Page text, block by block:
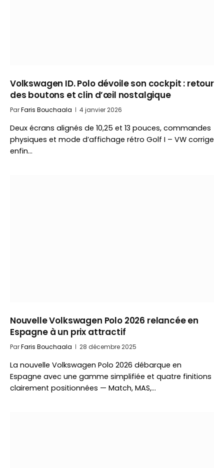
Volkswagen ID. Polo dévoile son cockpit : retour
des boutons et clin d’œil nostalgique
ParFaris Bouchaala 4 janvier 2026
Deux écrans alignés de 10,25 et 13 pouces, commandes
physiques et mode d’affichage rétro Golf I – VW corrige
enfin…
Nouvelle Volkswagen Polo 2026 relancée en
Espagne à un prix attractif
ParFaris Bouchaala 28 décembre 2025
La nouvelle Volkswagen Polo 2026 débarque en
Espagne avec une gamme simplifiée et quatre finitions
clairement positionnées — Match, MAS,…